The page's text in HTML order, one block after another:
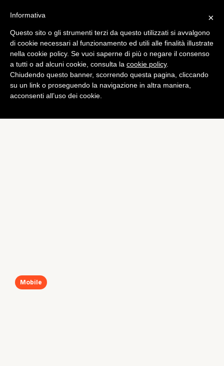
Mobile
×
Informativa
Questo sito o gli strumenti terzi da questo utilizzati si avvalgono
di cookie necessari al funzionamento ed utili alle finalità illustrate
nella cookie policy. Se vuoi saperne di più o negare il consenso
a tutti o ad alcuni cookie, consulta la cookie policy.
Chiudendo questo banner, scorrendo questa pagina, cliccando
su un link o proseguendo la navigazione in altra maniera,
acconsenti all’uso dei cookie.